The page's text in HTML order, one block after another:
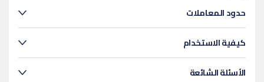
حدود المعاملات
كيفية الاستخدام
الأسئلة الشائعة